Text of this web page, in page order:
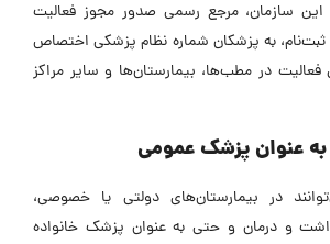
این سازمان، مرجع رسمی صدور مجوز فعالیت
به پزشکان شماره نظام پزشکی اختصاص
در مطب‌ها، بیمارستان‌ها و سایر مراکز
به عنوان پزشک عمومی
در بیمارستان‌های دولتی یا خصوصی،
و درمان و حتی به عنوان پزشک خانواده